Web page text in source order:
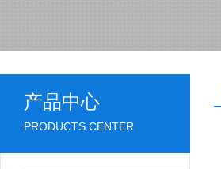
产品中心
PRODUCTS CENTER